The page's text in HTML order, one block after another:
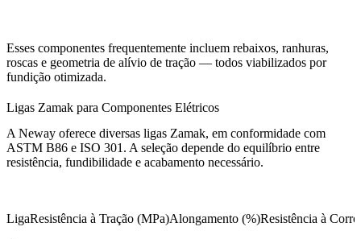
Esses componentes frequentemente incluem rebaixos, ranhuras,
roscas e geometria de alívio de tração — todos viabilizados por
fundição otimizada.
Ligas Zamak para Componentes Elétricos
A Neway oferece diversas ligas Zamak, em conformidade com
ASTM B86 e ISO 301. A seleção depende do equilíbrio entre
resistência, fundibilidade e acabamento necessário.
LigaResistência à Tração (MPa)Alongamento (%)Resistência à